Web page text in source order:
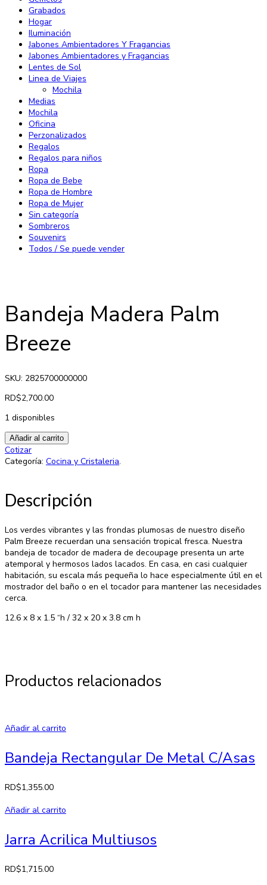
Grabados
Hogar
Iluminación
Jabones Ambientadores Y Fragancias
Jabones Ambientadores y Fragancias
Lentes de Sol
Linea de Viajes
Mochila
Medias
Mochila
Oficina
Perzonalizados
Regalos
Regalos para niños
Ropa
Ropa de Bebe
Ropa de Hombre
Ropa de Mujer
Sin categoría
Sombreros
Souvenirs
Todos / Se puede vender
Bandeja Madera Palm
Breeze
SKU: 2825700000000
RD$2,700.00
1 disponibles
Añadir al carrito
Cotizar
Categoría: Cocina y Cristaleria.
Descripción
Los verdes vibrantes y las frondas plumosas de nuestro diseño
Palm Breeze recuerdan una sensación tropical fresca. Nuestra
bandeja de tocador de madera de decoupage presenta un arte
atemporal y hermosos lados lacados. En casa, en casi cualquier
habitación, su escala más pequeña lo hace especialmente útil en el
mostrador del baño o en el tocador para mantener las necesidades
cerca.
12.6 x 8 x 1.5 “h / 32 x 20 x 3.8 cm h
Productos relacionados
Añadir al carrito
Bandeja Rectangular De Metal C/Asas
RD$1,355.00
Añadir al carrito
Jarra Acrilica Multiusos
RD$1,715.00